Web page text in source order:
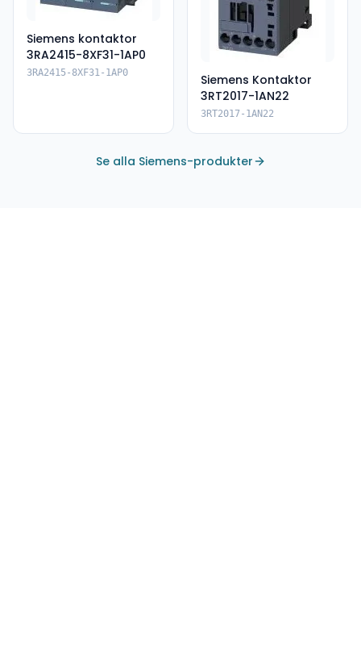
Siemens kontaktor
3RA2415-8XF31-1AP0
3RA2415-8XF31-1AP0
Siemens Kontaktor
3RT2017-1AN22
3RT2017-1AN22
Se alla Siemens-produkter